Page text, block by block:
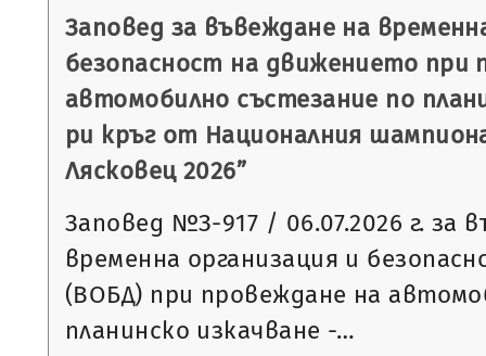
Заповед за въвеждане на
безопасност на движението при
автомобилно състезание по
ри кръг от Националния
Лясковец 2026”
Заповед №З-917 / 06.07.2026 г. за
временна организация и
(ВОБД) при провеждане на
планинско изкачване -…